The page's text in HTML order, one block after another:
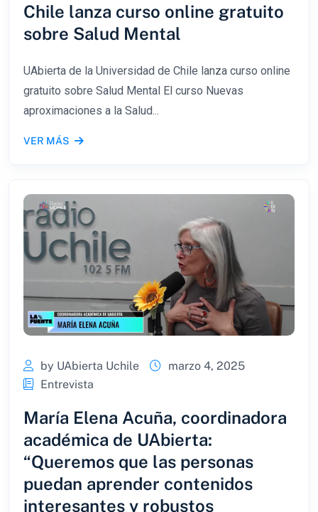
Chile lanza curso online gratuito
sobre Salud Mental
UAbierta de la Universidad de Chile lanza curso online
gratuito sobre Salud Mental El curso Nuevas
aproximaciones a la Salud...
VER MÁS
by UAbierta Uchile
marzo 4, 2025
Entrevista
María Elena Acuña, coordinadora
académica de UAbierta:
“Queremos que las personas
puedan aprender contenidos
interesantes y robustos